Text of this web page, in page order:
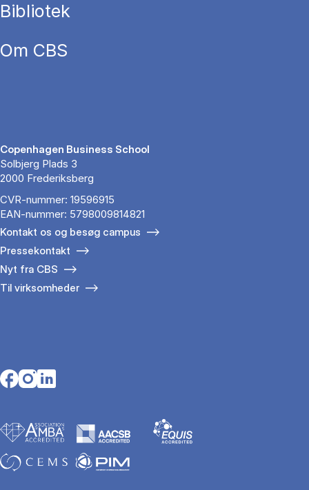
Bibliotek
Om CBS
Copenhagen Business School
Solbjerg Plads 3
2000 Frederiksberg
CVR-nummer: 19596915
EAN-nummer: 5798009814821
Kontakt os og besøg campus
Pressekontakt
Nyt fra CBS
Til virksomheder
Opens in a new tab
Opens in a new tab
Opens in a new tab